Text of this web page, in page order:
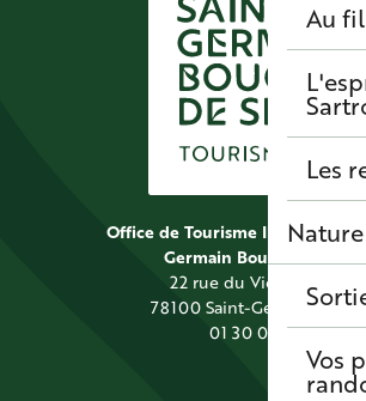
Au
Les
Vos
Office de Tourisme
Germain Boucles de Seine
22 rue du Vieil Abreuvoir
78100 Saint-Germain-en-
01 30 09 39 89